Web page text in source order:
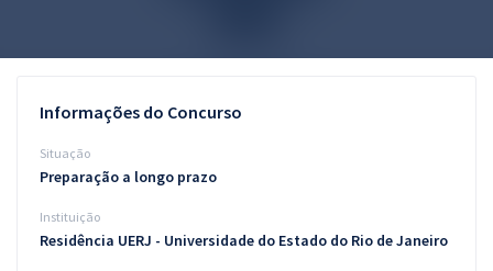
Blog
Aprovados
Informações do Concurso
Situação
Preparação a longo prazo
Instituição
Residência UERJ - Universidade do Estado do Rio de Janeiro